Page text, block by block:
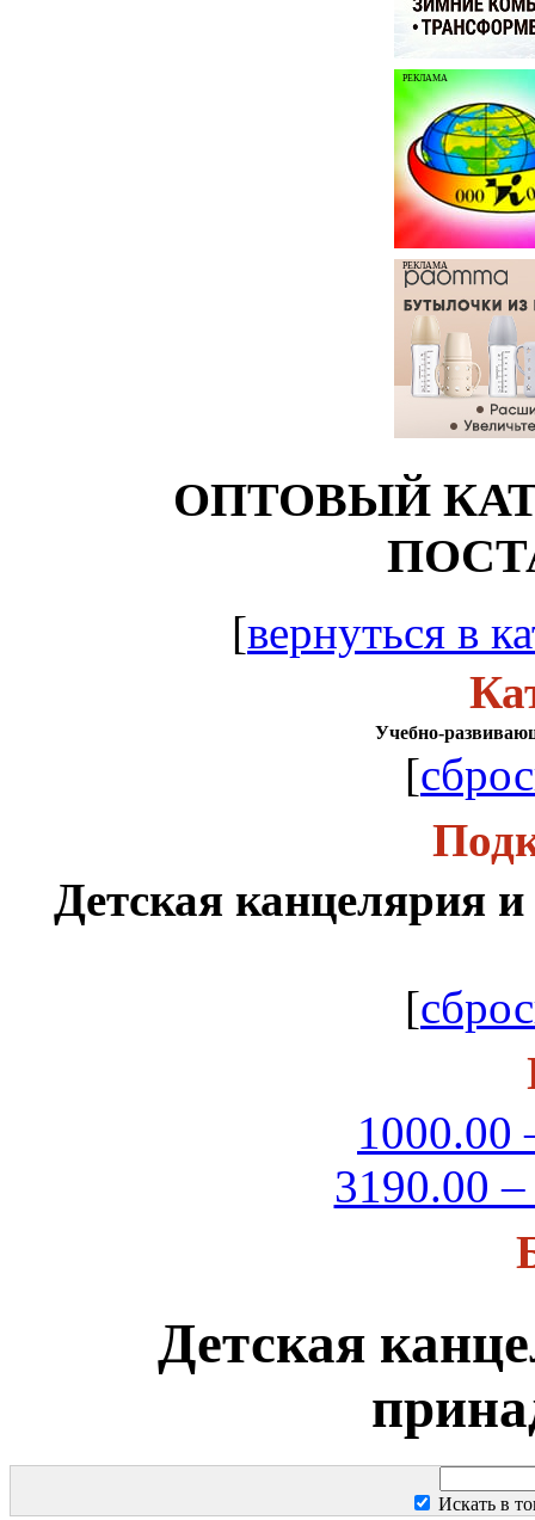
РЕКЛАМА
РЕКЛАМА
ОПТОВЫЙ
[вернуться в
Учебно-
[
Детская канцелярия
[
1000.00
3190.00
Детская
Искать в